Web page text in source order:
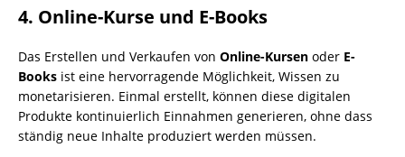
4. Online-Kurse und E-Books
Das Erstellen und Verkaufen von Online-Kursen oder E-
Books ist eine hervorragende Möglichkeit, Wissen zu
monetarisieren. Einmal erstellt, können diese digitalen
Produkte kontinuierlich Einnahmen generieren, ohne dass
ständig neue Inhalte produziert werden müssen.